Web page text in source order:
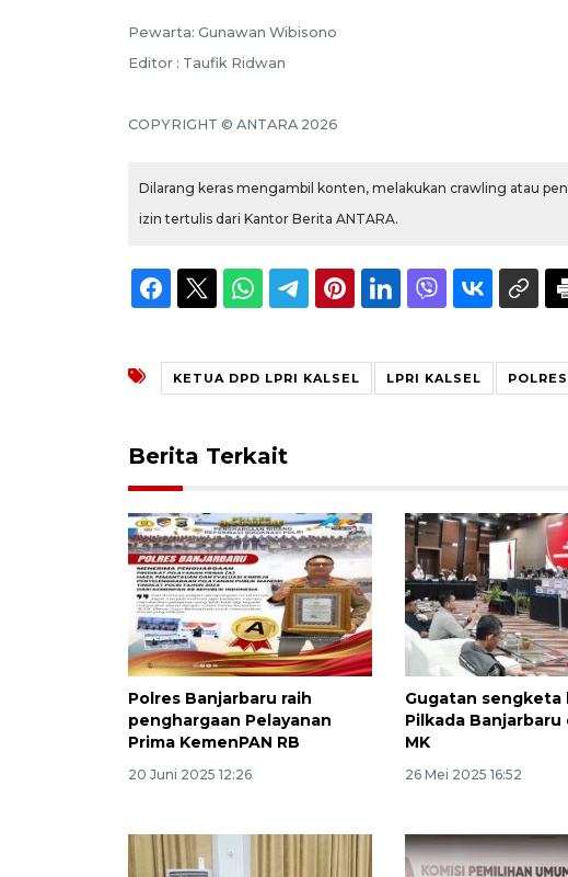
Pewarta: Gunawan Wibisono
Editor : Taufik Ridwan
COPYRIGHT © ANTARA 2026
Dilarang keras mengambil konten, melakukan crawling atau
izin tertulis dari Kantor Berita ANTARA.
KETUA DPD LPRI KALSEL LPRI KALSEL
Berita Terkait
Polres Banjarbaru raih
penghargaan Pelayanan
Prima KemenPAN RB
20 Juni 2025 12:26
Gugatan sengketa
Pilkada
MK
26 Mei 2025 16:52